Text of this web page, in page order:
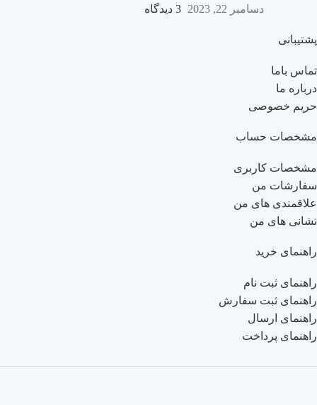
دسامبر 22, 2023
3 دیدگاه
پشتیبانی
تماس باما
درباره ما
حریم خصوصی
مشخصات حساب
مشخصات کاربری
سفارشات من
علاقمندی های من
نشانی های من
راهنمای خرید
راهنمای ثبت نام
راهنمای ثبت سفارش
راهنمای ارسال
راهنمای پرداخت